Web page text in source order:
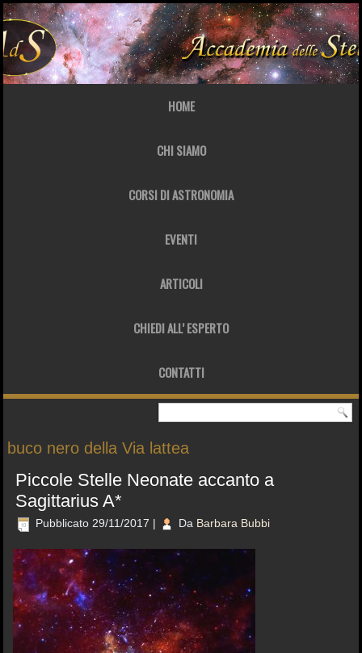
HOME
CHI SIAMO
CORSI DI ASTRONOMIA
EVENTI
ARTICOLI
CHIEDI ALL’ ESPERTO
CONTATTI
buco nero della Via lattea
Piccole Stelle Neonate accanto a
Sagittarius A*
Pubblicato 29/11/2017 | Da Barbara Bubbi